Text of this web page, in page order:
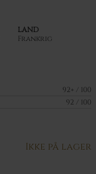
LAND
Frankrig
92+ / 100
92 / 100
Ikke på lager